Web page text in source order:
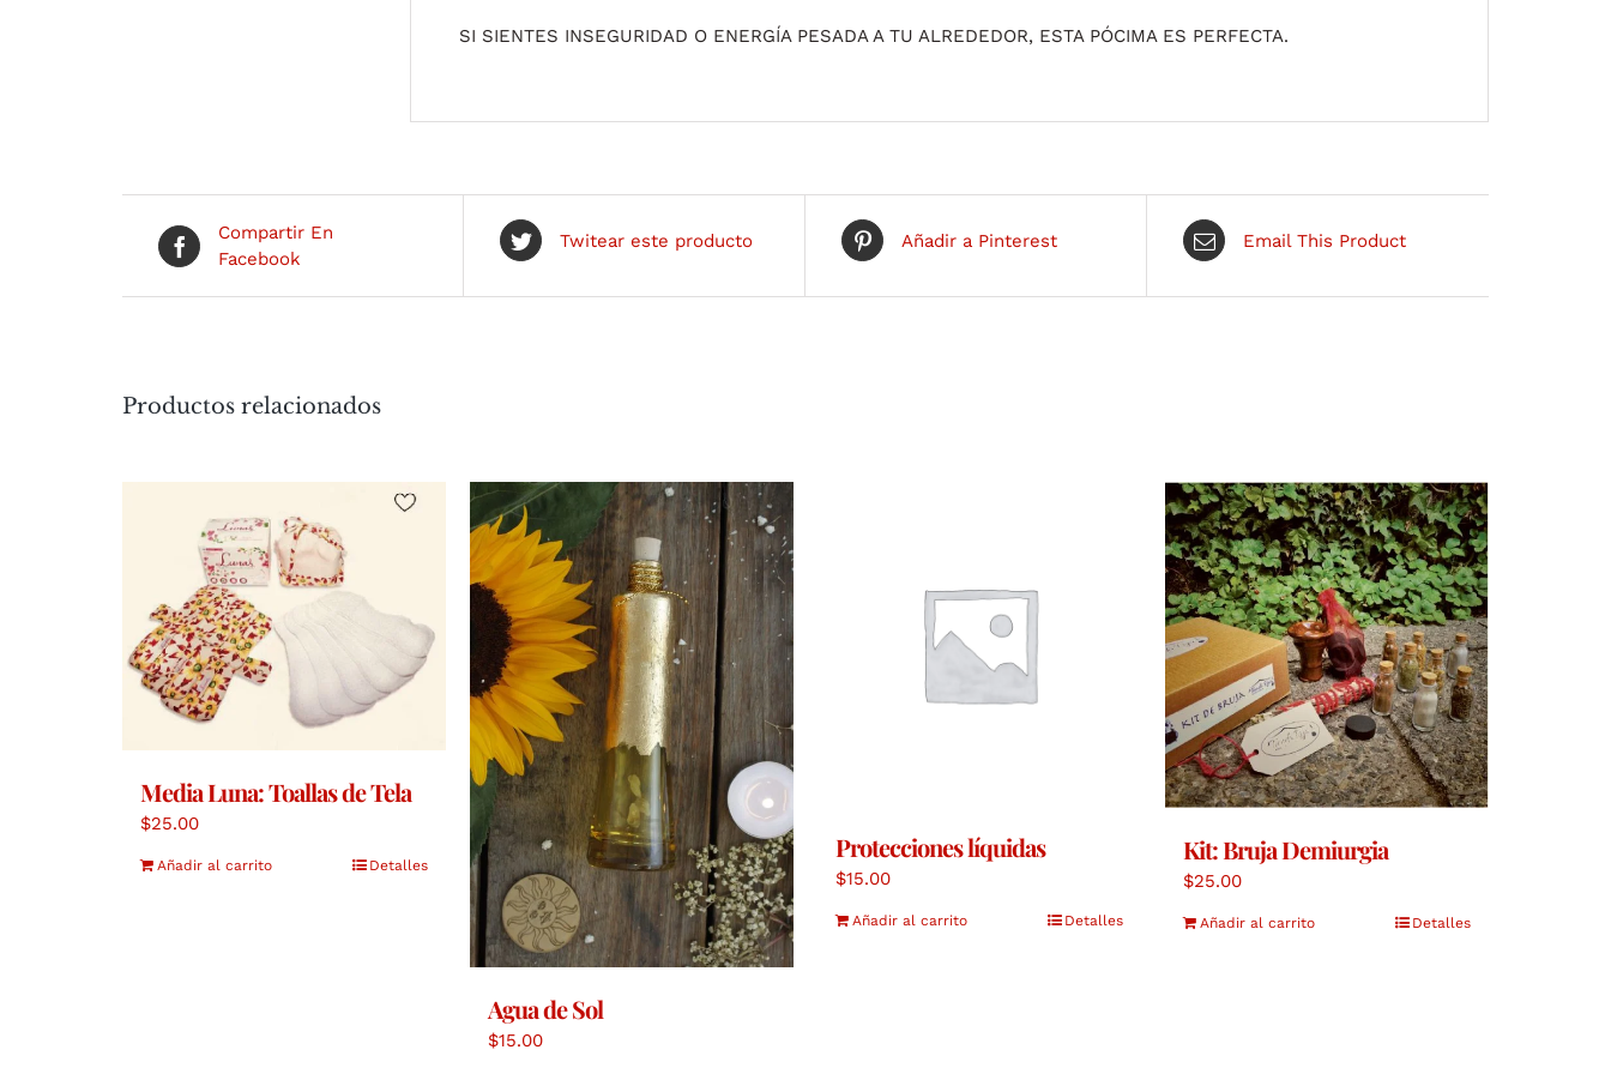
SI SIENTES INSEGURIDAD O ENERGÍA PESADA A TU ALREDEDOR, ESTA PÓCIMA ES PERFECTA.
Compartir En
Facebook
Twitear este producto Añadir a Pinterest Email This Product
Productos relacionados
Media Luna: Toallas de Tela
$25.00
Añadir al carrito Detalles
Agua de Sol
$15.00
Protecciones líquidas
$15.00
Añadir al carrito Detalles
Kit: Bruja Demiurgia
$25.00
Añadir al carrito Detalles